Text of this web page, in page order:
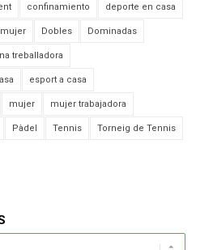
confinamiento deporte en casa
Dobles Dominadas
treballadora
esport a casa
mujer mujer trabajadora
Pàdel Tennis Torneig de Tennis